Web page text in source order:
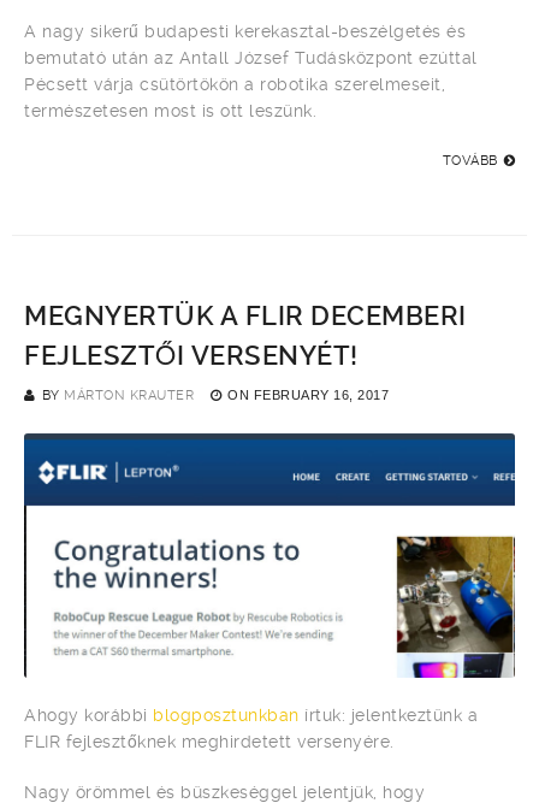
A nagy sikerű budapesti kerekasztal-beszélgetés és
bemutató után az Antall József Tudásközpont ezúttal
Pécsett várja csütörtökön a robotika szerelmeseit,
természetesen most is ott leszünk.
TOVÁBB
MEGNYERTÜK A FLIR DECEMBERI
FEJLESZTŐI VERSENYÉT!
BY MÁRTON KRAUTER ON FEBRUARY 16, 2017
Ahogy korábbi blogposztunkban írtuk: jelentkeztünk a
FLIR fejlesztőknek meghirdetett versenyére.
Nagy örömmel és büszkeséggel jelentjük, hogy